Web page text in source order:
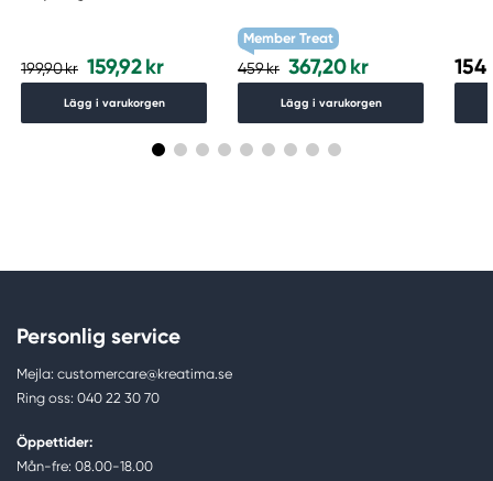
199,90 kr 159,92 kr
Lägg i varukorgen
g/m²
Member Treat
459 kr 367,20 kr
Lägg i varukorgen
Personlig service
Mejla: customercare@kreatima.se
Ring oss: 040 22 30 70
Öppettider:
Mån-fre: 08.00-18.00